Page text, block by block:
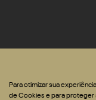
Para otimizar sua
de Cookies e para